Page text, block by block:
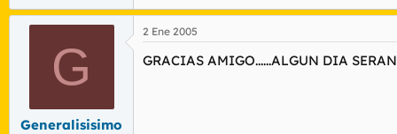
G
Generalisisimo
2 Ene 2005
GRACIAS AMIGO......ALGUN DIA